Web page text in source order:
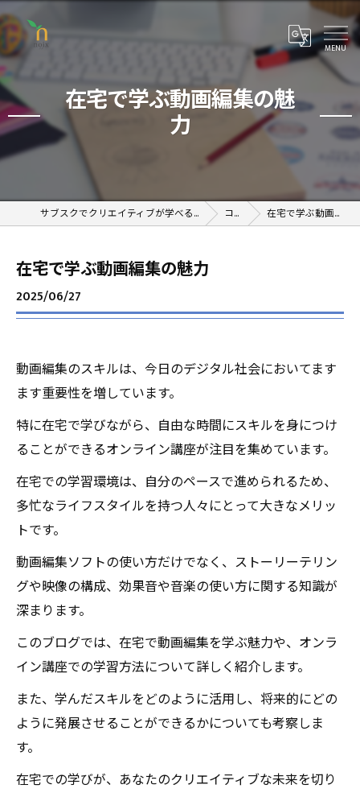
在宅で学ぶ動画編集の魅
力
サブスクでクリエイティブが学べるオンラインスクール コラム 在宅で学ぶ動画編集の魅力
在宅で学ぶ動画編集の魅力
2025/06/27
動画編集のスキルは、今日のデジタル社会においてます
ます重要性を増しています。
特に在宅で学びながら、自由な時間にスキルを身につけ
ることができるオンライン講座が注目を集めています。
在宅での学習環境は、自分のペースで進められるため、
多忙なライフスタイルを持つ人々にとって大きなメリッ
トです。
動画編集ソフトの使い方だけでなく、ストーリーテリン
グや映像の構成、効果音や音楽の使い方に関する知識が
深まります。
このブログでは、在宅で動画編集を学ぶ魅力や、オンラ
イン講座での学習方法について詳しく紹介します。
また、学んだスキルをどのように活用し、将来的にどの
ように発展させることができるかについても考察しま
す。
在宅での学びが、あなたのクリエイティブな未来を切り